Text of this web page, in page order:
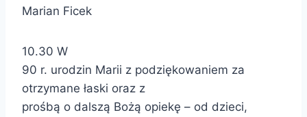
Marian Ficek
10.30 W
90 r. urodzin Marii z podziękowaniem za
otrzymane łaski oraz z
prośbą o dalszą Bożą opiekę – od dzieci,